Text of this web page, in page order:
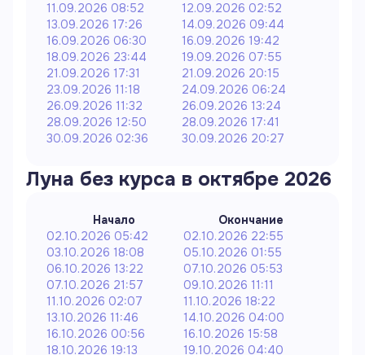
11.09.2026 08:52
12.09.2026 02:52
13.09.2026 17:26
14.09.2026 09:44
16.09.2026 06:30
16.09.2026 19:42
18.09.2026 23:44
19.09.2026 07:55
21.09.2026 17:31
21.09.2026 20:15
23.09.2026 11:18
24.09.2026 06:24
26.09.2026 11:32
26.09.2026 13:24
28.09.2026 12:50
28.09.2026 17:41
30.09.2026 02:36
30.09.2026 20:27
Луна без курса в октябре 2026
Начало
Окончание
02.10.2026 05:42
02.10.2026 22:55
03.10.2026 18:08
05.10.2026 01:55
06.10.2026 13:22
07.10.2026 05:53
07.10.2026 21:57
09.10.2026 11:11
11.10.2026 02:07
11.10.2026 18:22
13.10.2026 11:46
14.10.2026 04:00
16.10.2026 00:56
16.10.2026 15:58
18.10.2026 19:13
19.10.2026 04:40